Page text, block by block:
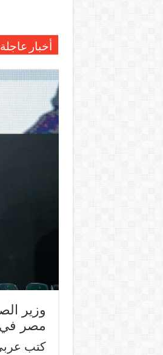
أخبار عاجلة
وزير
مصر
كتب